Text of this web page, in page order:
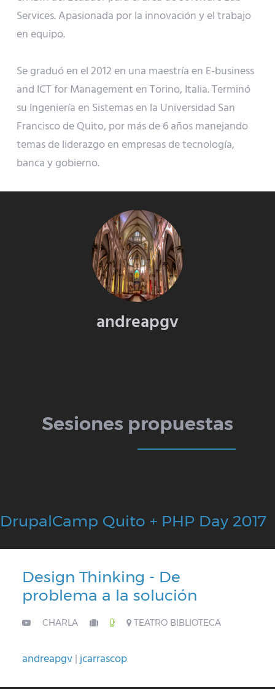
Services. Apasionada por la innovación y el trabajo
en equipo.
Se graduó en el 2012 en una maestría en E-business
and ICT for Management en Torino, Italia. Terminó
su Ingeniería en Sistemas en la Universidad San
Francisco de Quito, por más de 6 años manejando
temas de liderazgo en empresas de tecnología,
banca y gobierno.
andreapgv
Sesiones propuestas
DrupalCamp Quito + PHP Day 2017
Design Thinking - De
problema a la solución
CHARLA TEATRO BIBLIOTECA
andreapgv jcarrascop